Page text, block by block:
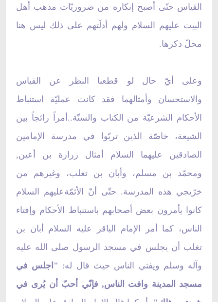
القياس حتّى أصبح إنكاره من ضروريّات مذهب أهل
البيت عليهم السلام ولهم أدلّتهم على ذلك ليس هنا
محلّ ذكرها.
وعلى أيّ حال لو قطعنا النظر عن القياس
والاستحسان وأمثالهما فقد كانت عمليّة استنباط
الأحكام الشرعيّة من الكتاب والسنّة..أمراً رائجاً بين
الشيعة، خاصّة الذين تربّوا في مدرسة الإمامين
الصادقين عليهما السلام أمثال زرارة بن أعين,
ومحمّد بن مسلم، وأبان بن تغلب، وغيرهم من
خرّيجي هذه المدرسة. حتّى أنّ الأئمّةعليهم السلام
كانوا يأمرون بعض أصحابهم باستنباط الأحكام وإفتاء
الناس، كما أمر الإمام الباقر عليه السلام أبان بن
تغلب أن يجلس في مسجد الرسول صلى الله عليه
وآله وسلم ويفتي الناس حيث قال له: "اجلس في
مسجد المدينة وافت الناس, فإنّي أحبّ أن يُرى في